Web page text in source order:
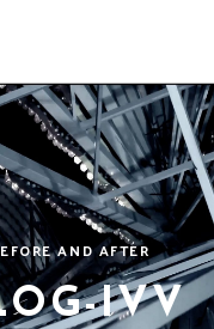
AND AFTER
IVV